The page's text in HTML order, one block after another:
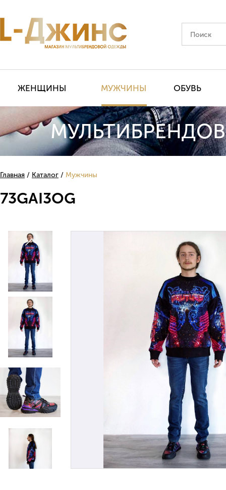
ЖЕНЩИНЫ МУЖЧИНЫ ОБУВЬ
Главная Каталог Мужчины
73GAI3OG